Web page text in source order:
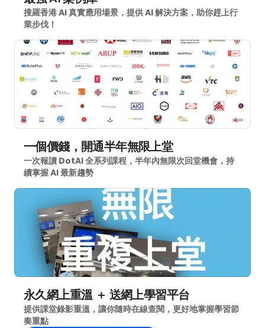
搜羅香港 AI 真實應用場景，提供 AI 解決方案，助你趕上行
業步伐！
一個價錢，開通半年無限上堂
一次報讀 DotAI 全系列課程，半年內無限次回堂機會，持
續掌握 AI 最新趨勢
永久網上重溫 ＋ 送網上學習平台
提供課堂錄影重溫，讓你隨時在線查閱，更好地掌握學習節
奏重點